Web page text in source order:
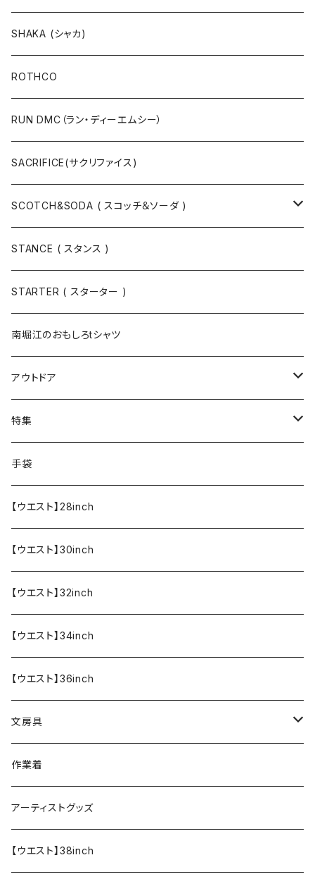
長袖Tシャツ
キャップ
ニットキャップ / ビーニー
ベルト / サスペンダー
帽子
ニットキャップ / ビーニー
キャップ
マフラー / ストール
シューズ
ニット
スウェット
Tシャツ / カットソー
半袖
長袖
手袋
ソックス
Tシャツ・カットソー
ジャケット
SHAKA (シャカ)
ROTHCO
RUN DMC（ラン・ディーエムシー）
SACRIFICE(サクリファイス)
SCOTCH&SODA ( スコッチ＆ソーダ )
トップス
ボトムス
アウター
STANCE ( スタンス )
STARTER ( スターター )
南堀江のおもしろtシャツ
アウトドア
寝具・寝袋・ブランケット
食器・調理器具
エプロン
特集
メール便送料無料★オリジナルT
半袖Tシャツ
OUTLET!!!!!
手袋
【ウエスト】28inch
【ウエスト】30inch
【ウエスト】32inch
【ウエスト】34inch
【ウエスト】36inch
文房具
ペンケース
作業着
アーティストグッズ
【ウエスト】38inch